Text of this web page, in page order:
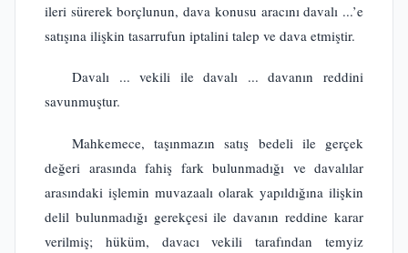
ileri sürerek borçlunun, dava konusu aracını davalı ...’e
satışına ilişkin tasarrufun iptalini talep ve dava etmiştir.
Davalı ... vekili ile davalı ... davanın reddini
savunmuştur.
Mahkemece, taşınmazın satış bedeli ile gerçek
değeri arasında fahiş fark bulunmadığı ve davalılar
arasındaki işlemin muvazaalı olarak yapıldığına ilişkin
delil bulunmadığı gerekçesi ile davanın reddine karar
verilmiş; hüküm, davacı vekili tarafından temyiz